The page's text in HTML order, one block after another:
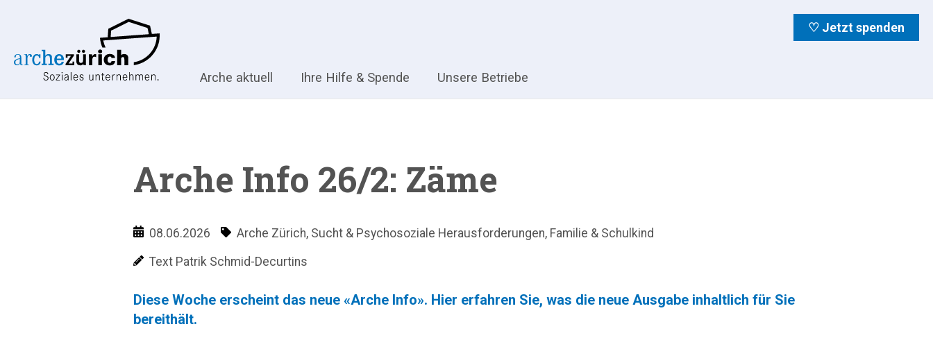
♡ Jetzt spenden
Arche aktuell Ihre Hilfe & Spende Unsere Betriebe
Arche Info 26/2: Zäme
08.06.2026 Arche Zürich, Sucht & Psychosoziale Herausforderungen, Familie & Schulkind
Text Patrik Schmid-Decurtins
Diese Woche erscheint das neue «Arche Info». Hier erfahren Sie, was die neue Ausgabe inhaltlich für Sie
bereithält.